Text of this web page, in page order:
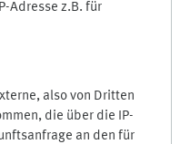
Adresse z.B. für
also von Dritten
die über die IP-
an den für